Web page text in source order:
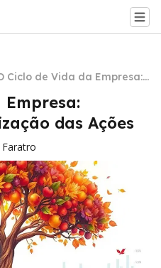
Ciclo de Vida da Empresa:
Impacto na Valorização das
das Ações